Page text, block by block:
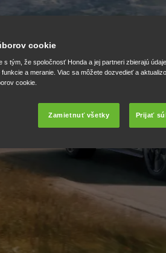
cookie
tým, že spoločnosť Honda a jej partneri zbierajú
a meranie. Viac sa môžete dozvedieť a
cookie.
Zamietnuť všetky Prijať